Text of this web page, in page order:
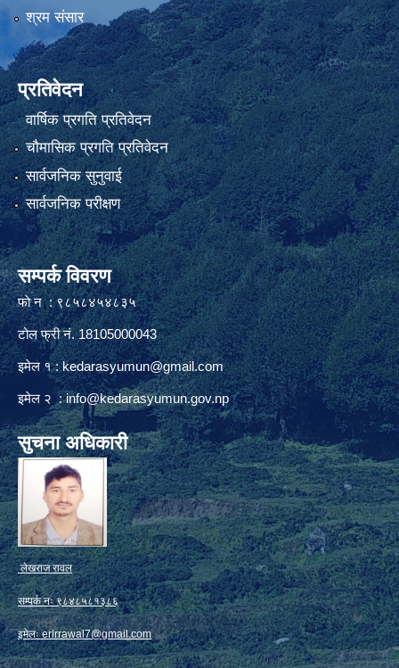
श्रम संसार
प्रतिवेदन
वार्षिक प्रगति प्रतिवेदन
चौमासिक प्रगति प्रतिवेदन
सार्वजनिक सुनुवाई
सार्वजनिक परीक्षण
सम्पर्क विवरण
फाे न : ९८५८४५४८३५
टोल फ्री नं. 18105000043
इमेल १ :kedarasyumun@gmail.com
इमेल २ :info@kedarasyumun.gov.np
सुचना अधिकारी
लेखराज रावल
सम्पर्क नः ९८४८५८१३८६
इमेलःerlrrawal7@gmail.com